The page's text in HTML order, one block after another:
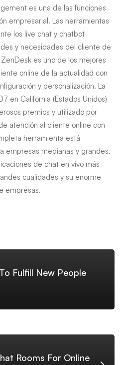
es una de las funciones
empresarial. Las herramientas
los live chat y chatbot
y necesidades del cliente de
es uno de los mejores
online de la actualidad con
y personalización. La
en California (Estados Unidos)
premios y utilizado por
atención al cliente online con
herramienta está
empresas medianas y grandes.
de chat en vivo más
cualidades y su enorme
empresas.
Fulfill New People
Rooms For Online